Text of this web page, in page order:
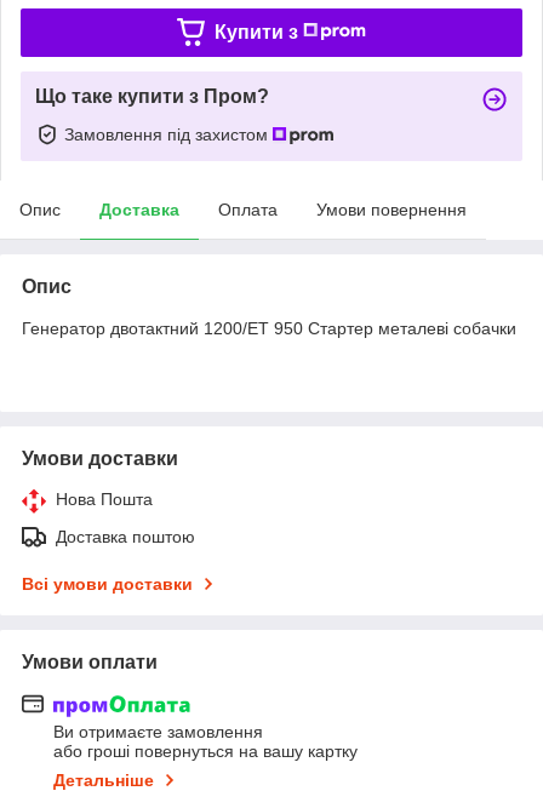
Купити з
Що таке купити з Пром?
Замовлення під захистом
Опис Доставка Оплата Умови повернення
Опис
Генератор двотактний 1200/ЕТ 950 Стартер металеві собачки
Умови доставки
Нова Пошта
Доставка поштою
Всі умови доставки
Умови оплати
Ви отримаєте замовлення
або гроші повернуться на вашу картку
Детальніше